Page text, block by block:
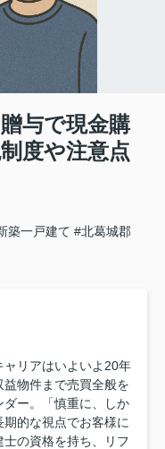
与で現金購
度や注意点
築一戸建て #北葛城郡
リアはいよいよ20年
物件まで売買全般を
ー。「慎重に、しか
的な視点でお客様に
の資格を持ち、リフ